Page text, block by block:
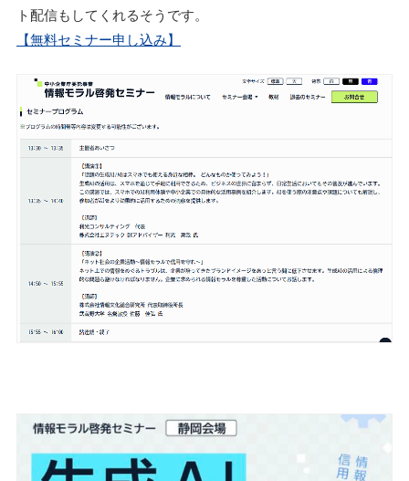
ト配信もしてくれるそうです。
【無料セミナー申し込み】